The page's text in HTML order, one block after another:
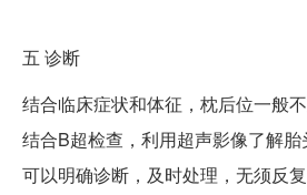
五 诊断
结合临床症状和体征，枕后位一般
结合B超检查，利用超声影像了解胎
可以明确诊断，及时处理，无须反